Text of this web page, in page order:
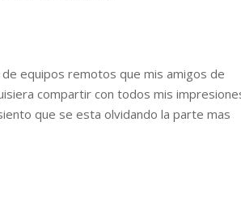
equipos remotos que mis amigos de
compartir con todos mis
que se esta olvidando la parte mas